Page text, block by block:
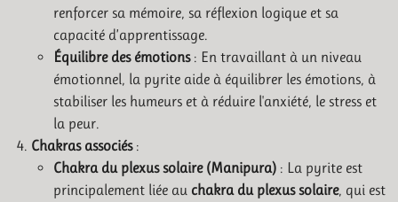
renforcer sa mémoire, sa réflexion logique et sa
capacité d’apprentissage.
Équilibre des émotions: En travaillant à un niveau
émotionnel, la pyrite aide à équilibrer les émotions, à
stabiliser les humeurs et à réduire l'anxiété, le stress et
la peur.
Chakras associés:
Chakra du plexus solaire (Manipura) : La pyrite est
principalement liée au chakra du plexus solaire, qui est